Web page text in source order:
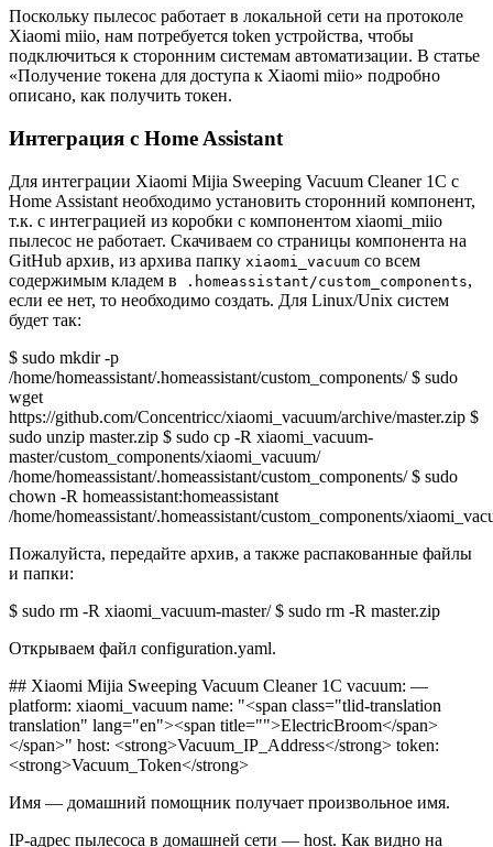
Поскольку пылесос работает в локальной сети на протоколе
Xiaomi miio, нам потребуется token устройства, чтобы
подключиться к сторонним системам автоматизации. В статье
«Получение токена для доступа к Xiaomi miio» подробно
описано, как получить токен.
Интеграция с Home Assistant
Для интеграции Xiaomi Mijia Sweeping Vacuum Cleaner 1C с
Home Assistant необходимо установить сторонний компонент,
т.к. с интеграцией из коробки с компонентом xiaomi_miio
пылесос не работает. Скачиваем со страницы компонента на
GitHub архив, из архива папку xiaomi_vacuum со всем
содержимым кладем в .homeassistant/custom_components,
если ее нет, то необходимо создать. Для Linux/Unix систем
будет так:
$ sudo mkdir -p
/home/homeassistant/.homeassistant/custom_components/ $ sudo
wget
https://github.com/Concentricc/xiaomi_vacuum/archive/master.zip $
sudo unzip master.zip $ sudo cp -R xiaomi_vacuum-
master/custom_components/xiaomi_vacuum/
/home/homeassistant/.homeassistant/custom_components/ $ sudo
chown -R homeassistant:homeassistant
/home/homeassistant/.homeassistant/custom_components/
Пожалуйста, передайте архив, а также распакованные файлы
и папки:
$ sudo rm -R xiaomi_vacuum-master/ $ sudo rm -R master.zip
Открываем файл configuration.yaml.
## Xiaomi Mijia Sweeping Vacuum Cleaner 1C vacuum: —
platform: xiaomi_vacuum name: "<span class="tlid-translation
translation" lang="en"><span title="">ElectricBroom</span>
</span>" host: <strong>Vacuum_IP_Address</strong> token:
<strong>Vacuum_Token</strong>
Имя — домашний помощник получает произвольное имя.
IP-адрес пылесоса в домашней сети — host. Как видно на